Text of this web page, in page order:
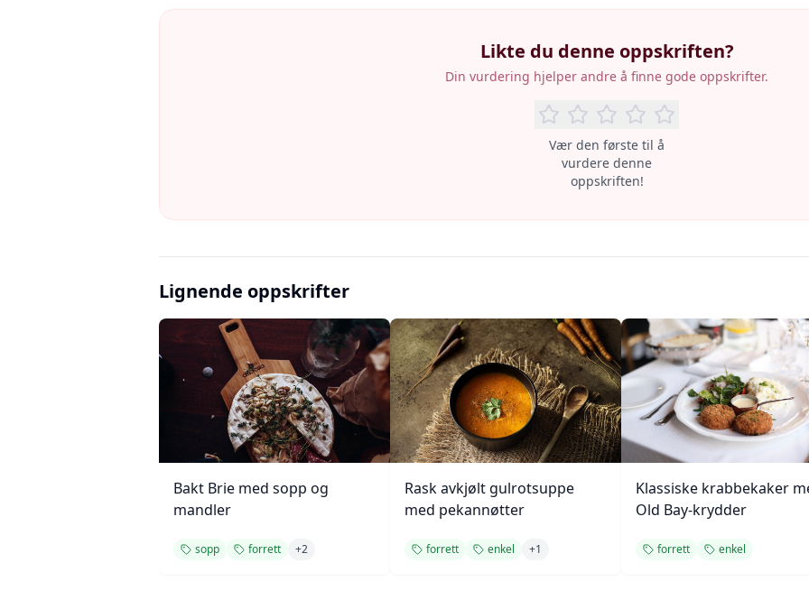
Likte du denne oppskriften?
Din vurdering hjelper andre å finne gode oppskrifter.
Vær den første til å
vurdere denne
oppskriften!
Lignende oppskrifter
Bakt Brie med sopp og
mandler
sopp forrett +2
Rask avkjølt gulrotsuppe
med pekannøtter
forrett enkel +1
Klassiske krabbekaker
Old Bay-krydder
forrett enkel